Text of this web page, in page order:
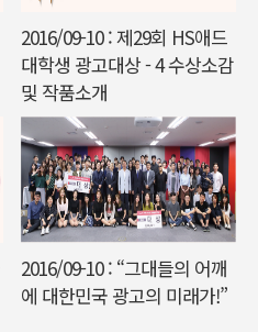
2016/09-10 : 제29회 HS애드
대학생 광고대상 - 4 수상소감
및 작품소개
2016/09-10 : “그대들의 어깨
에 대한민국 광고의 미래가!”